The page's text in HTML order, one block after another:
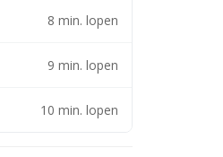
8 min. lopen
9 min. lopen
10 min. lopen